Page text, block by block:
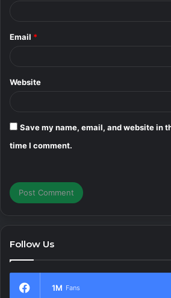
Email *
Website
Save my name, email, and website in
time I comment.
Follow Us
1M Fans